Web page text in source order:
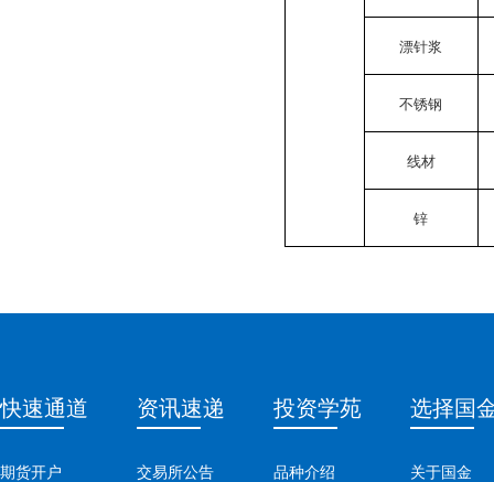
漂针浆
不锈钢
线材
锌
快速通道
期货开户
资讯速递
交易所公告
投资学苑
品种介绍
选择国
关于国金